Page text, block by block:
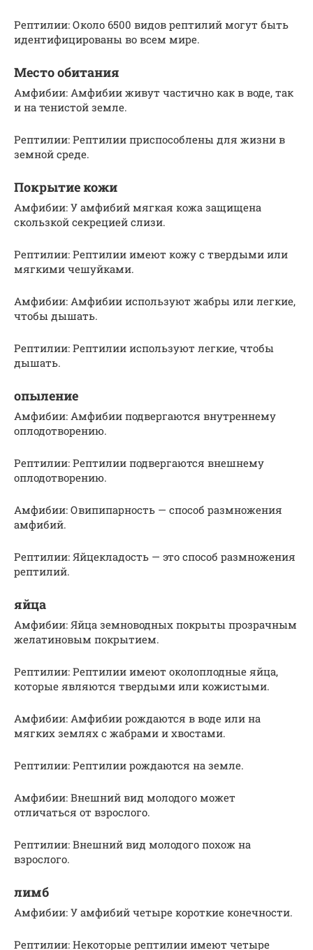
Рептилии: Около 6500 видов рептилий могут быть
идентифицированы во всем мире.
Место обитания
Амфибии: Амфибии живут частично как в воде, так
и на тенистой земле.
Рептилии: Рептилии приспособлены для жизни в
земной среде.
Покрытие кожи
Амфибии: У амфибий мягкая кожа защищена
скользкой секрецией слизи.
Рептилии: Рептилии имеют кожу с твердыми или
мягкими чешуйками.
Амфибии: Амфибии используют жабры или легкие,
чтобы дышать.
Рептилии: Рептилии используют легкие, чтобы
дышать.
опыление
Амфибии: Амфибии подвергаются внутреннему
оплодотворению.
Рептилии: Рептилии подвергаются внешнему
оплодотворению.
Амфибии: Овипипарность — способ размножения
амфибий.
Рептилии: Яйцекладость — это способ размножения
рептилий.
яйца
Амфибии: Яйца земноводных покрыты прозрачным
желатиновым покрытием.
Рептилии: Рептилии имеют околоплодные яйца,
которые являются твердыми или кожистыми.
Амфибии: Амфибии рождаются в воде или на
мягких землях с жабрами и хвостами.
Рептилии: Рептилии рождаются на земле.
Амфибии: Внешний вид молодого может
отличаться от взрослого.
Рептилии: Внешний вид молодого похож на
взрослого.
лимб
Амфибии: У амфибий четыре короткие конечности.
Рептилии: Некоторые рептилии имеют четыре